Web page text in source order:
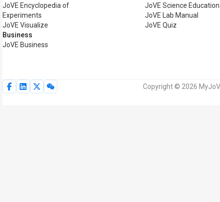
JoVE Encyclopedia of
Experiments
JoVE Visualize
Business
JoVE Business
JoVE Science Education
JoVE Lab Manual
JoVE Quiz
Copyright © 2026